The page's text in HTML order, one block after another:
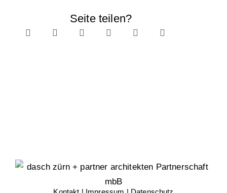
Seite teilen?